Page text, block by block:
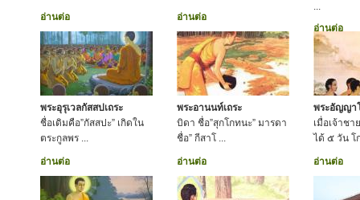
อ่านต่อ อ่านต่อ
...
อ่านต่อ
พระอุรุเวลกัสสปเถระ
ชื่อเดิมคือ”กัสสปะ” เกิดใน
ตระกูลพร ...
อ่านต่อ
พระอานนท์เถระ
บิดา ชื่อ”สุกโกทนะ” มารดา
ชื่อ” กีสาโ ...
อ่านต่อ
พระอัญญา
เมื่อเจ้าช
ได้ ๕ วัน
อ่านต่อ